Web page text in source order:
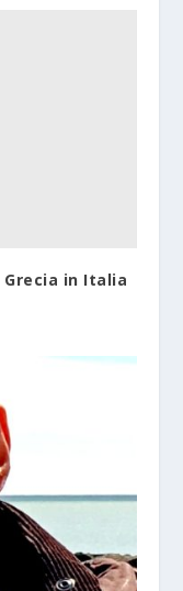
in Italia